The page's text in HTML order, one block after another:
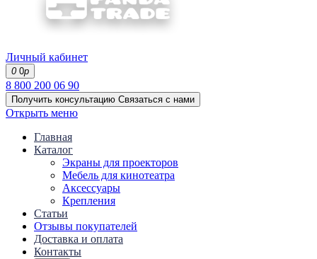
Личный кабинет
0 0р
8 800 200 06 90
Получить консультацию Связаться с нами
Открыть меню
Главная
Каталог
Экраны для проекторов
Mебель для кинотеатра
Аксессуары
Крепления
Статьи
Отзывы покупателей
Доставка и оплата
Контакты